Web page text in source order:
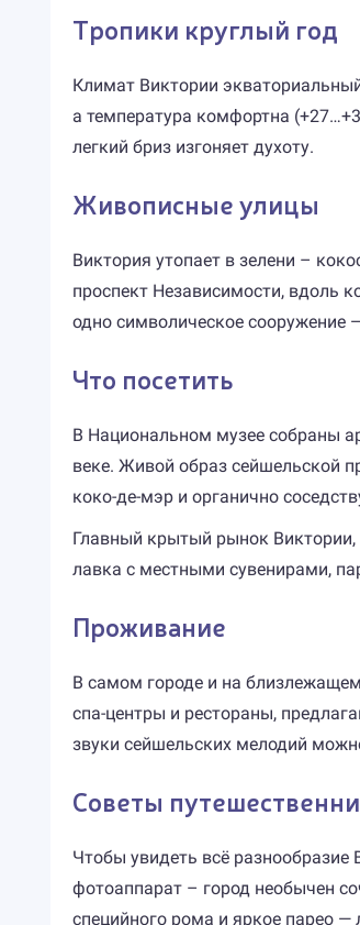
Тропики круглый год
Климат Виктории
а температура комфортна
легкий бриз изгоняет духоту.
Живописные улицы
Виктория утопает в зелени –
проспект Независимости, вдоль
одно символическое сооружение
Что посетить
В Национальном музее собраны
веке. Живой образ сейшельской
коко-де-мэр и органично
Главный крытый рынок
лавка с местными сувенирами,
Проживание
В самом городе и на
спа-центры и рестораны,
звуки сейшельских мелодий
Советы
Чтобы увидеть всё разнообразие
фотоаппарат – город необычен
специйного рома и яркое парео —